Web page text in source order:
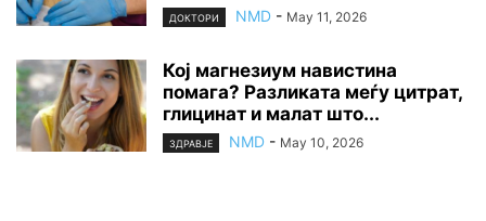
ДОКТОРИ NMD - May 11, 2026
Кој магнезиум навистина
помага? Разликата меѓу цитрат,
глицинат и малат што...
ЗДРАВЈЕ NMD - May 10, 2026